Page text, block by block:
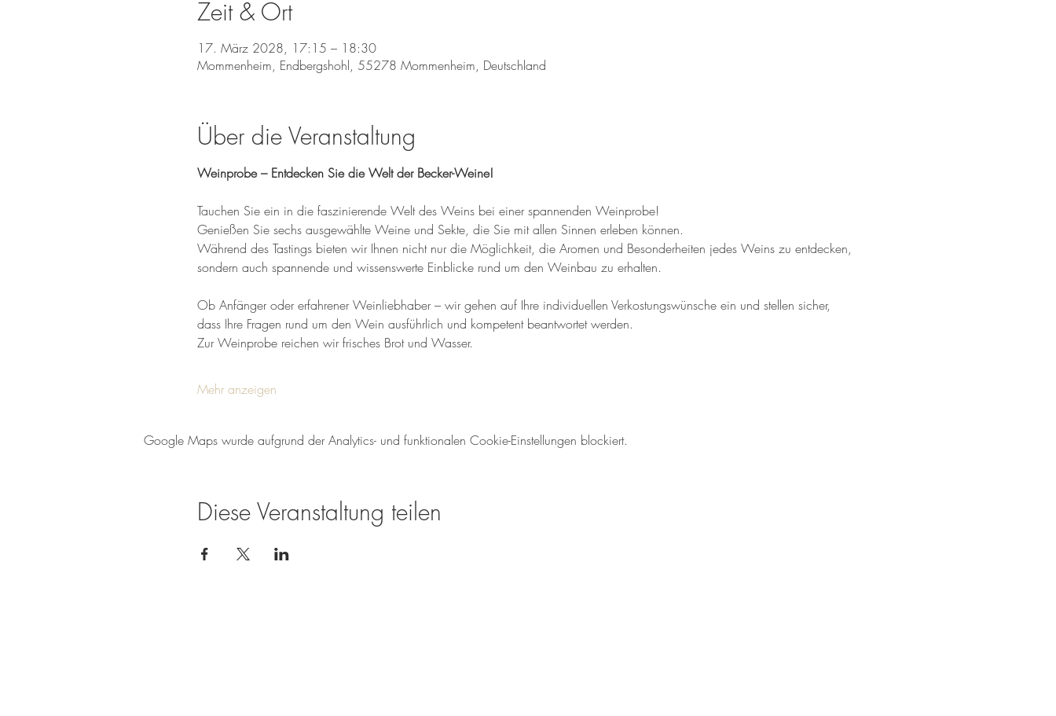
Zeit & Ort
17. März 2028, 17:15 – 18:30
Mommenheim, Endbergshohl, 55278 Mommenheim, Deutschland
Über die Veranstaltung
Weinprobe – Entdecken Sie die Welt der Becker-Weine!
Tauchen Sie ein in die faszinierende Welt des Weins bei einer spannenden Weinprobe!
Genießen Sie sechs ausgewählte Weine und Sekte, die Sie mit allen Sinnen erleben können.
Während des Tastings bieten wir Ihnen nicht nur die Möglichkeit, die Aromen und Besonderheiten jedes Weins zu entdecken,
sondern auch spannende und wissenswerte Einblicke rund um den Weinbau zu erhalten.
Ob Anfänger oder erfahrener Weinliebhaber – wir gehen auf Ihre individuellen Verkostungswünsche ein und stellen sicher,
dass Ihre Fragen rund um den Wein ausführlich und kompetent beantwortet werden.
Zur Weinprobe reichen wir frisches Brot und Wasser.
Mehr anzeigen
Google Maps wurde aufgrund der Analytics- und funktionalen Cookie-Einstellungen blockiert.
Diese Veranstaltung teilen